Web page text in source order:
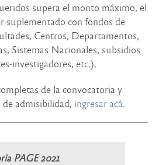
supera el monto máximo, el
suplementado con fondos de
Centros, Departamentos,
Sistemas Nacionales, subsidios
investigadores, etc.).
de la convocatoria y
de admisibilidad, ingresar acá.
PAGE 2021